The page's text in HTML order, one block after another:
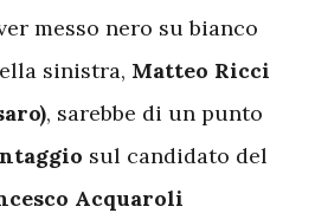
messo nero su bianco
sinistra, Matteo Ricci
, sarebbe di un punto
sul candidato del
Acquaroli